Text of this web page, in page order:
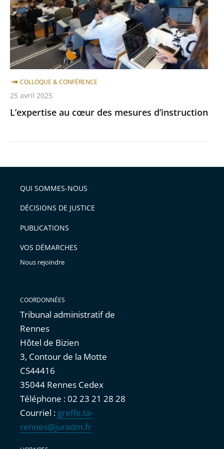
d’instruction
L’expertise au cœur des mesures d’instruction
COLLOQUE & CONFÉRENCE
25 avril 2025
QUI SOMMES-NOUS
DÉCISIONS DE JUSTICE
PUBLICATIONS
VOS DÉMARCHES
Nous rejoindre
COORDONNÉES
Tribunal administratif de
Rennes
Hôtel de Bizien
3, Contour de la Motte
CS44416
35044 Rennes Cedex
Téléphone : 02 23 21 28 28
Courriel : greffe.ta-
rennes@juradm.fr